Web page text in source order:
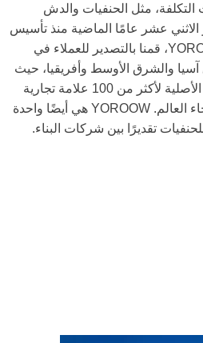
مثل الحنفيات والدش
الاثني عشر عامًا الماضية منذ تأسيس
مصنع YOROOW Faucet Factory، قمنا بالتصدير للعملاء في
والشرق الأوسط وأفريقيا، حيث
نقدم خدمات تصنيع المعدات الأصلية لأكثر من 100 علامة تجارية
للأدوات الصحية في جميع أنحاء العالم. YOROOW هي أيضًا واحدة
تقديرًا بين شركات البناء.